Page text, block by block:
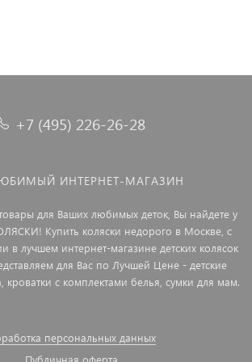
+7 (495) 226-26-28
ИНТЕРНЕТ-МАГАЗИН
для Ваших любимых деток, Вы найдете у
Купить коляски недорого в Москве, с
в лучшем интернет-магазине детских колясок
для Вас по Лучшей Цене - детские
кроватки с комплектами белья, сумки для мам.
персональных данных
Публичная оферта